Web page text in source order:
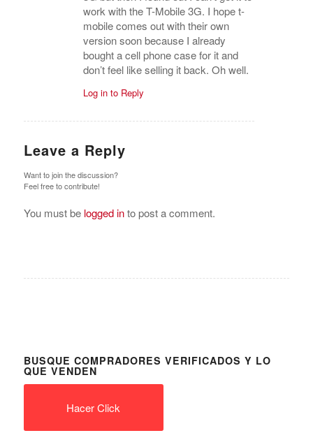
work with the T-Mobile 3G. I hope t-
mobile comes out with their own
version soon because I already
bought a cell phone case for it and
don’t feel like selling it back. Oh well.
Log in to Reply
Leave a Reply
Want to join the discussion?
Feel free to contribute!
You must be logged into post a comment.
BUSQUE COMPRADORES VERIFICADOS Y LO
QUE VENDEN
Hacer Click